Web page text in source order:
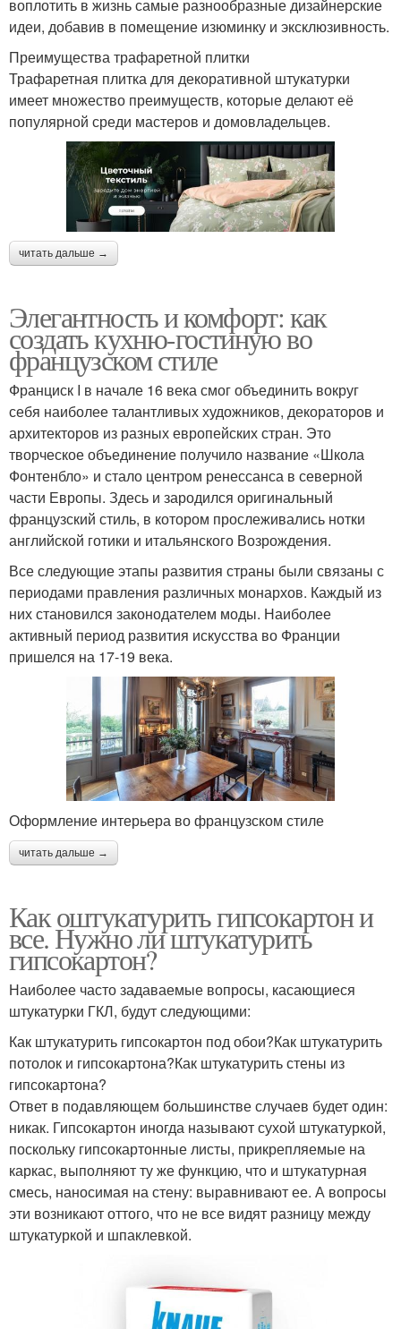
воплотить в жизнь самые разнообразные дизайнерские
идеи, добавив в помещение изюминку и эксклюзивность.
Преимущества трафаретной плитки
Трафаретная плитка для декоративной штукатурки
имеет множество преимуществ, которые делают её
популярной среди мастеров и домовладельцев.
читать дальше →
Элегантность и комфорт: как
создать кухню-гостиную во
французском стиле
Франциск I в начале 16 века смог объединить вокруг
себя наиболее талантливых художников, декораторов и
архитекторов из разных европейских стран. Это
творческое объединение получило название «Школа
Фонтенбло» и стало центром ренессанса в северной
части Европы. Здесь и зародился оригинальный
французский стиль, в котором прослеживались нотки
английской готики и итальянского Возрождения.
Все следующие этапы развития страны были связаны с
периодами правления различных монархов. Каждый из
них становился законодателем моды. Наиболее
активный период развития искусства во Франции
пришелся на 17-19 века.
Оформление интерьера во французском стиле
читать дальше →
Как оштукатурить гипсокартон и
все. Нужно ли штукатурить
гипсокартон?
Наиболее часто задаваемые вопросы, касающиеся
штукатурки ГКЛ, будут следующими:
Как штукатурить гипсокартон под обои?Как штукатурить
потолок и гипсокартона?Как штукатурить стены из
гипсокартона?
Ответ в подавляющем большинстве случаев будет один:
никак. Гипсокартон иногда называют сухой штукатуркой,
поскольку гипсокартонные листы, прикрепляемые на
каркас, выполняют ту же функцию, что и штукатурная
смесь, наносимая на стену: выравнивают ее. А вопросы
эти возникают оттого, что не все видят разницу между
штукатуркой и шпаклевкой.